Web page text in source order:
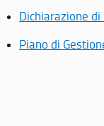
Dichiarazione di
Piano di